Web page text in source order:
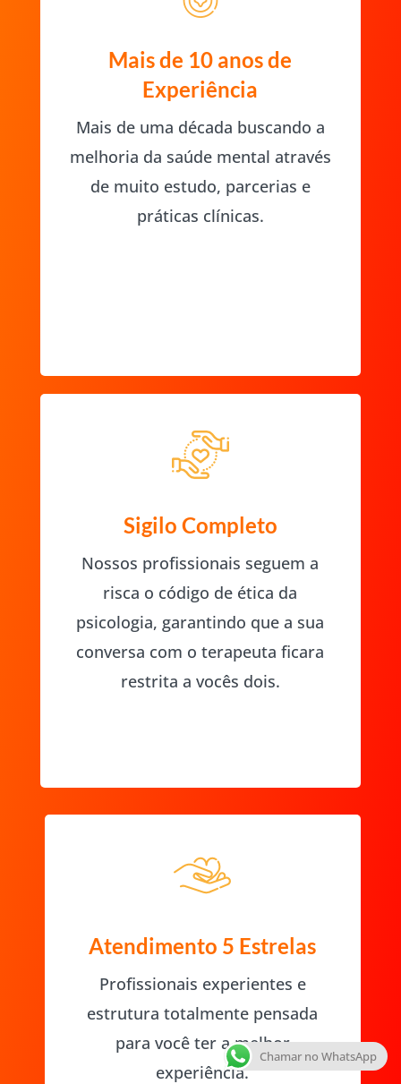
Mais de 10 anos de
Experiência
Mais de uma década buscando a
melhoria da saúde mental através
de muito estudo, parcerias e
práticas clínicas.
Sigilo Completo
Nossos profissionais seguem a
risca o código de ética da
psicologia, garantindo que a sua
conversa com o terapeuta ficara
restrita a vocês dois.
Atendimento 5 Estrelas
Profissionais experientes e
estrutura totalmente pensada
para você ter a melhor
experiência.
Chamar no WhatsApp